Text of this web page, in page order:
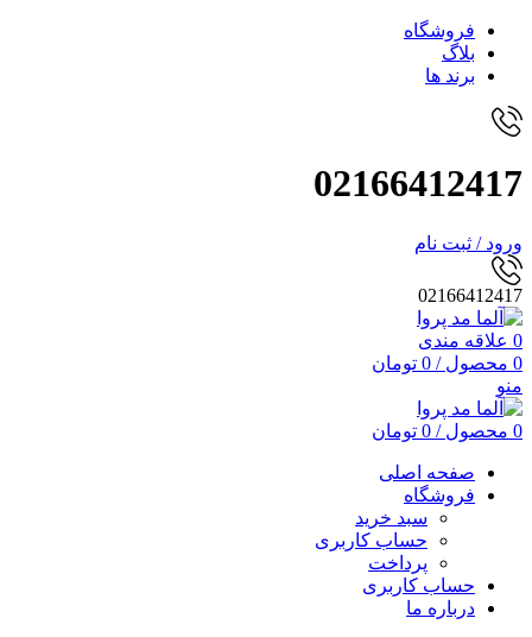
فروشگاه
بلاگ
برند ها
02166412417
ورود / ثبت نام
02166412417
0 علاقه مندی
0 محصول /
0 تومان
منو
0 محصول /
0 تومان
صفحه اصلی
فروشگاه
سبد خرید
حساب کاربری
پرداخت
حساب کاربری
درباره ما